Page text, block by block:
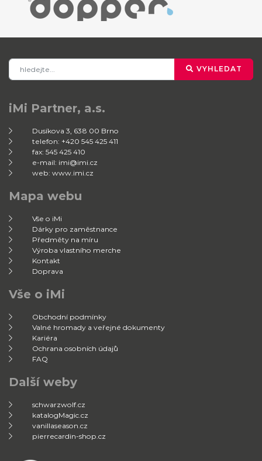
VYHLEDAT
iMi Partner, a.s.
Dusíkova 3, 638 00 Brno
telefon: +420 545 425 411
fax: 545 425 410
e-mail: imi@imi.cz
web: www.imi.cz
Mapa webu
Vše o iMi
Dárky pro zaměstnance
Předměty na míru
Výroba vlastního merche
Kontakt
Doprava
Vše o iMi
Obchodní podmínky
Valné hromady a veřejné dokumenty
Kariéra
Ochrana osobních údajů
FAQ
Další weby
schwarzwolf.cz
katalogMagic.cz
vanillaseason.cz
pierrecardin-shop.cz